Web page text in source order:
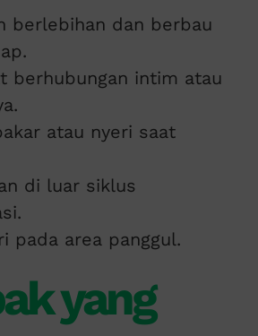
berlebihan dan berbau
berhubungan intim atau
atau nyeri saat
di luar siklus
pada area panggul.
yang